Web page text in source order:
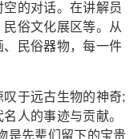
的对话。在讲解员
俗文化展区等。从
民俗器物，每一件
于远古生物的神奇;
人的事迹与贡献。
是先辈们留下的宝贵